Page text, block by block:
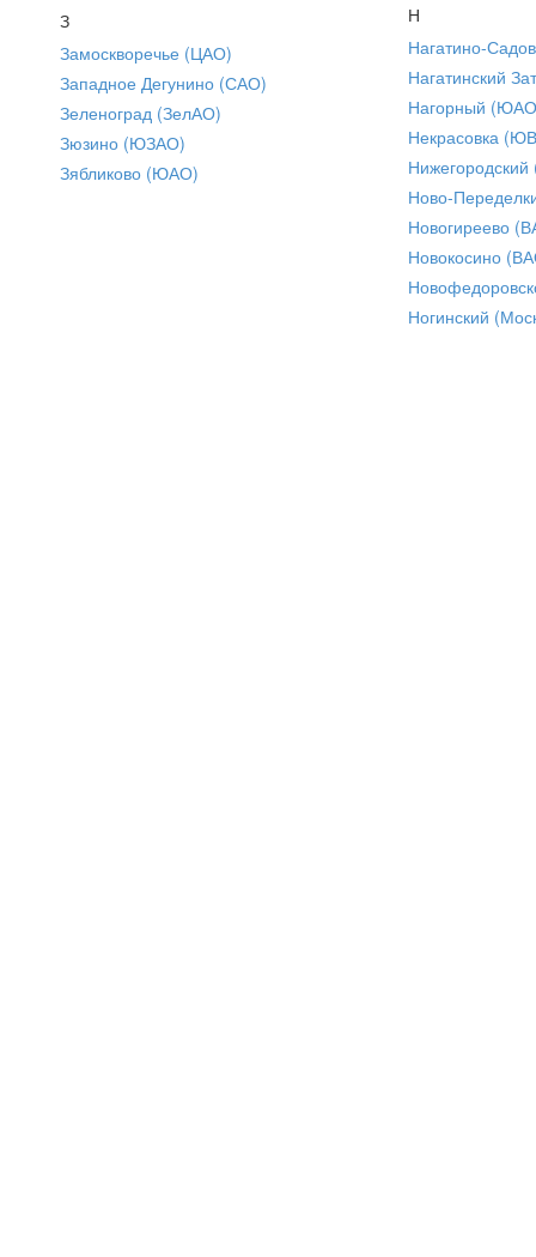
З
Замоскворечье (ЦАО)
Западное Дегунино (САО)
Зеленоград (ЗелАО)
Зюзино (ЮЗАО)
Зябликово (ЮАО)
Н
Нагатино-
Нагатинский
Нагорный
Некрасовка
Ново-
Новогиреево
Новокосино
Ногинский